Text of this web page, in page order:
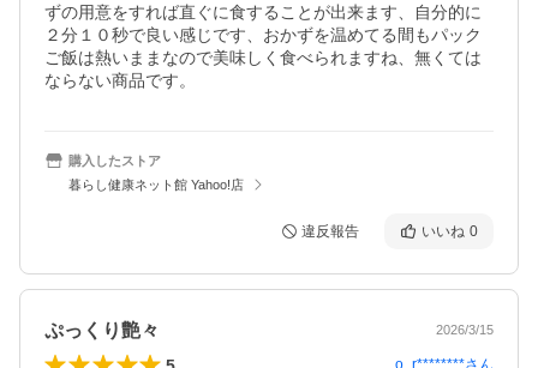
ずの用意をすれば直ぐに食することが出来ます、自分的に
２分１０秒で良い感じです、おかずを温めてる間もパック
ご飯は熱いままなので美味しく食べられますね、無くては
ならない商品です。
購入したストア
暮らし健康ネット館 Yahoo!店
違反報告 いいね 0
ぷっくり艶々 2026/3/15
o_r********さん